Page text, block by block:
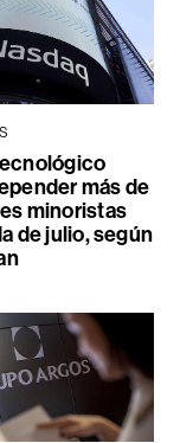
más de
minoristas
de julio, según